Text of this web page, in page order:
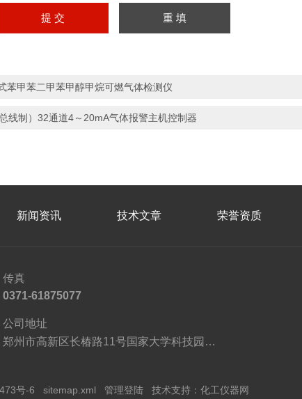
苯甲苯二甲苯甲醇甲烷可燃气体检测仪
线制）32通道4～20mA气体报警主机控制器
新闻资讯 技术文章 荣誉资质
传真
0371-61875077
公司地址
郑州市高新区长椿路11号国家大学科技园2号厂房
号-6 sitemap.xml 管理登陆 技术支持： 化工仪器网